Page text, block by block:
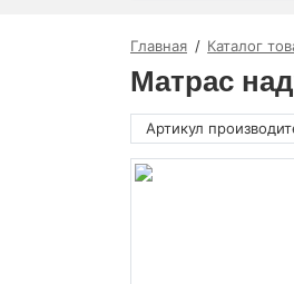
Главная Каталог
Матрас
Артикул